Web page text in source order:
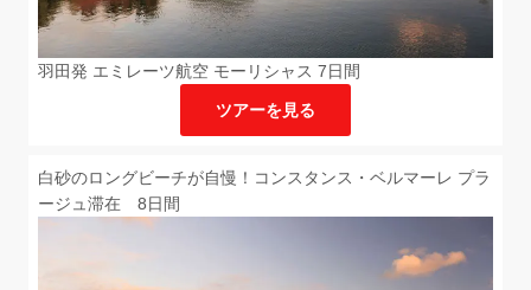
羽田発 エミレーツ航空 モーリシャス 7日間
ツアーを見る
白砂のロングビーチが自慢！コンスタンス・ベルマーレ プラ
ージュ滞在 8日間